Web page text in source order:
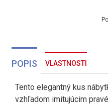
POPIS VLASTNOSTI
Tento elegantný kus
vzhľadom imitujúcim